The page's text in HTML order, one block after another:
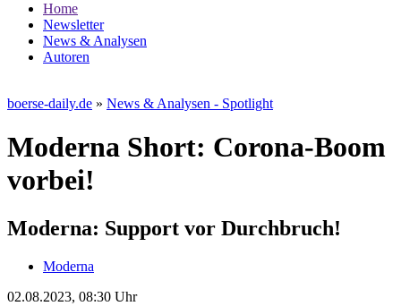
Home
Newsletter
News & Analysen
Autoren
boerse-daily.de » News & Analysen - Spotlight
Moderna Short: Corona-Boom
vorbei!
Moderna: Support vor Durchbruch!
Moderna
02.08.2023, 08:30 Uhr